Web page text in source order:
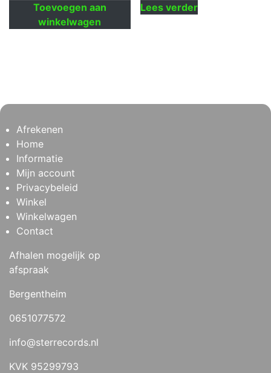
Toevoegen aan
winkelwagen
Lees verder
Afrekenen
Home
Informatie
Mijn account
Privacybeleid
Winkel
Winkelwagen
Contact
Afhalen mogelijk op
afspraak
Bergentheim
0651077572
info@sterrecords.nl
KVK 95299793